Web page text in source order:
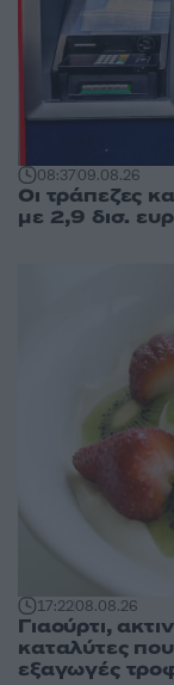
08:3709.08.26
Οι τράπεζες
με 2,9 δισ.
17:2208.08.26
Γιαούρτι,
καταλύτες
εξαγωγές